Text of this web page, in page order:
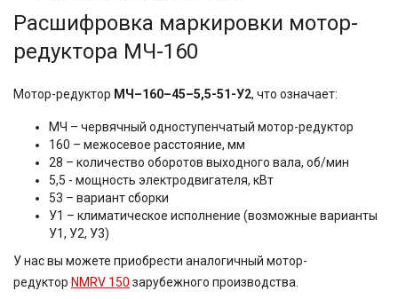
Расшифровка маркировки мотор-
редуктора МЧ-160
Мотор-редуктор МЧ–160–45–5,5-51-У2, что означает:
МЧ – червячный одноступенчатый мотор-редуктор
160 – межосевое расстояние, мм
28 – количество оборотов выходного вала, об/мин
5,5 - мощность электродвигателя, кВт
53 – вариант сборки
У1 – климатическое исполнение (возможные варианты
У1, У2, У3)
У нас вы можете приобрести аналогичный мотор-
редуктор NMRV 150 зарубежного производства.